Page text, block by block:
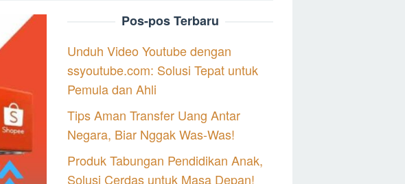
Pos-pos Terbaru
Unduh Video Youtube dengan
ssyoutube.com: Solusi Tepat untuk
Pemula dan Ahli
Tips Aman Transfer Uang Antar
Negara, Biar Nggak Was-Was!
Produk Tabungan Pendidikan Anak,
Solusi Cerdas untuk Masa Depan!